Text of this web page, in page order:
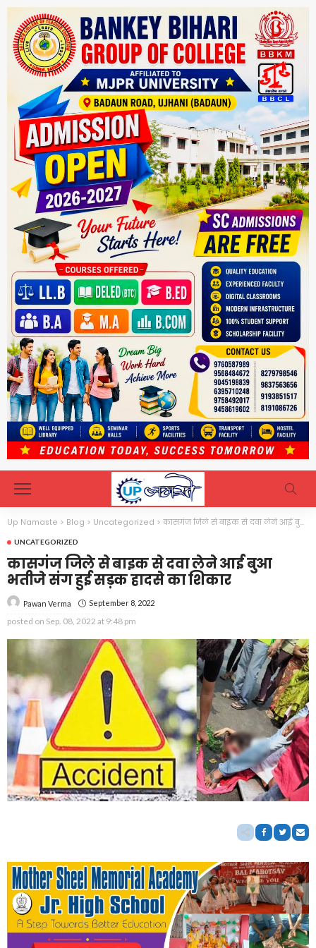
Up Namaste > Blog > Uncategorized > कासगंज जिले से बाइक से दवा लेने आई बुआ भतीजे संग हुई सड़क हादसे का शिकार
UNCATEGORIZED
कासगंज जिले से बाइक से दवा लेने आई बुआ
भतीजे संग हुई सड़क हादसे का शिकार
Pawan Verma September 8, 2022
posted on Sep. 08, 2022 at 9:48 pm